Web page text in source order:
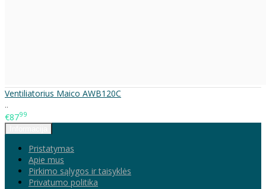
Ventiliatorius Maico AWB120C
..
€8799
Pristatymas
Apie mus
Pirkimo sąlygos ir taisyklės
Privatumo politika